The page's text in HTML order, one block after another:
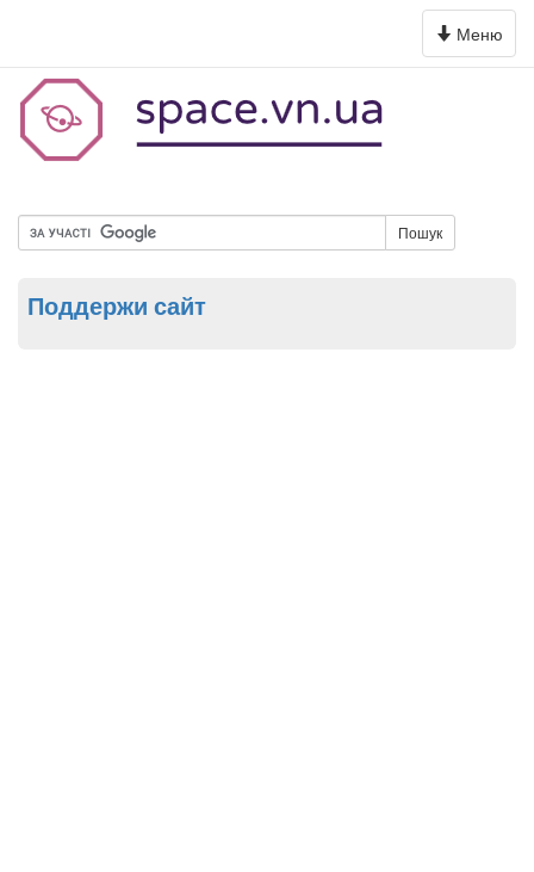
Toggle
navigation
Меню
Пошук
Поддержи сайт